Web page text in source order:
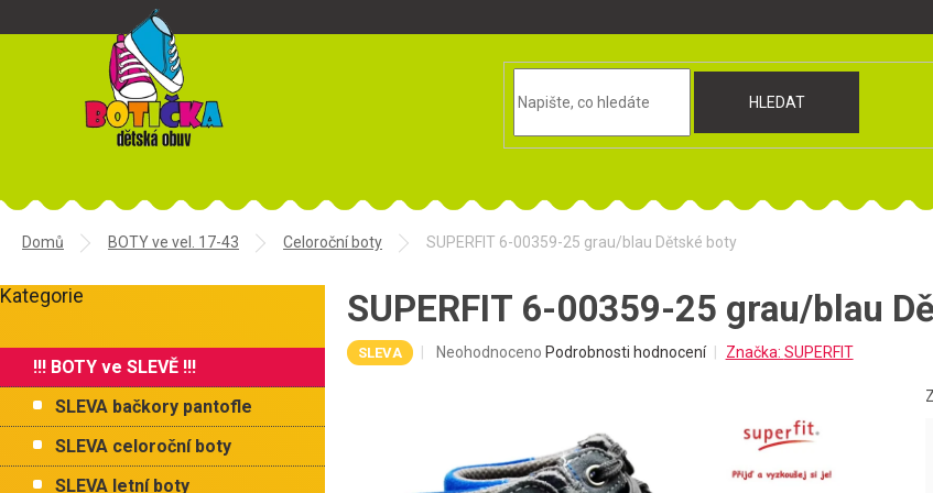
HLEDAT
Domů BOTY ve vel. 17-43 Celoroční boty SUPERFIT 6-00359-25 grau/blau Dětské boty
o
t
n
í
Přeskočit
Kategorie
!!! BOTY ve SLEVĚ !!!
SLEVA bačkory pantofle
SLEVA celoroční boty
SLEVA letní boty
SUPERFIT 6-00359-25 grau/blau
SLEVA
Průměrné
5
Neohodnoceno Podrobnosti hodnocení Značka: SUPERFIT